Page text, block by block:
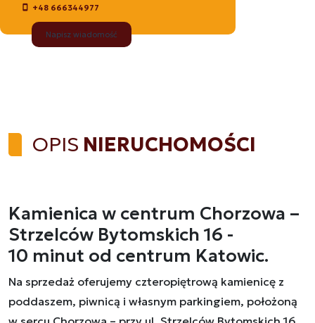
+48 666344977
Napisz wiadomość
OPIS NIERUCHOMOŚCI
Kamienica w centrum Chorzowa –
Strzelców Bytomskich 16 -
10 minut od centrum Katowic.
Na sprzedaż oferujemy czteropiętrową kamienicę z
poddaszem, piwnicą i własnym parkingiem, położoną